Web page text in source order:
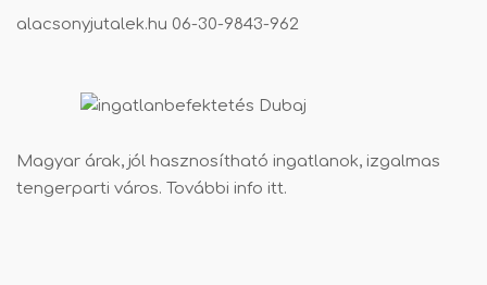
alacsonyjutalek.hu 06-30-9843-962
Magyar árak, jól hasznosítható ingatlanok, izgalmas
tengerparti város. További info itt.